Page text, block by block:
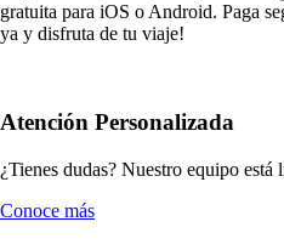
gratuita para iOS o Android. Paga
ya y disfruta de tu viaje!
Atención Personalizada
¿Tienes dudas? Nuestro equipo está
Conoce más